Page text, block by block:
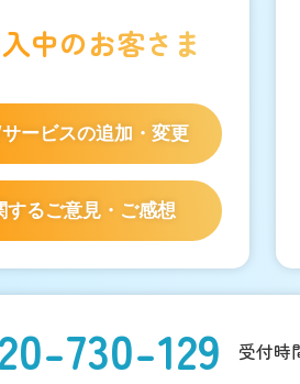
中のお客さま
ービスの追加・変更
するご意見・ご感想
730-129 受付時